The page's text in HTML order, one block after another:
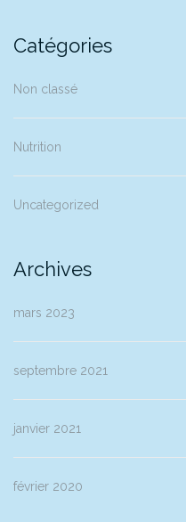
Catégories
Non classé
Nutrition
Uncategorized
Archives
mars 2023
septembre 2021
janvier 2021
février 2020